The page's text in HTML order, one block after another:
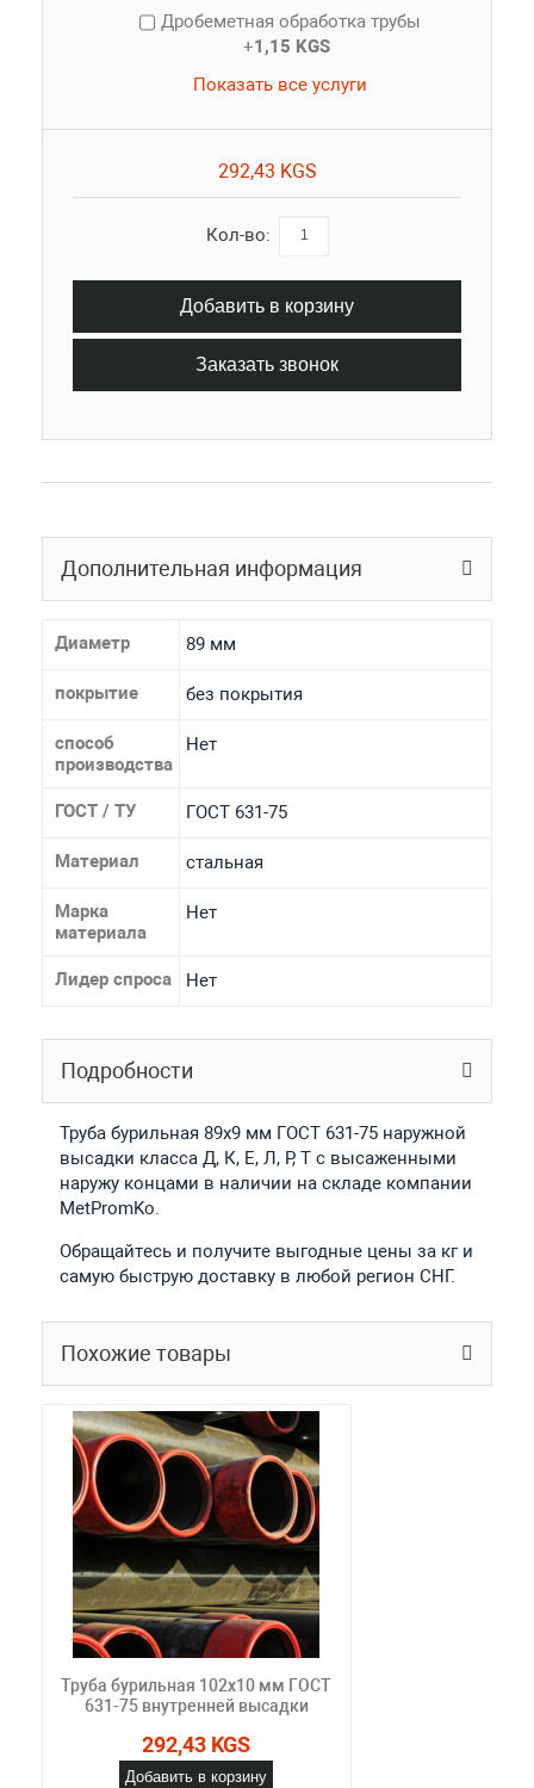
Дробеметная обработка трубы
+1,15 KGS
Показать все услуги
292,43 KGS
Кол-во:
Добавить в корзину
Заказать звонок
Дополнительная информация
Диаметр 89 мм
покрытие без покрытия
способ
производства
Нет
ГОСТ / ТУ ГОСТ 631-75
Материал стальная
Марка
материала
Нет
Лидер спроса Нет
Подробности
Труба бурильная 89x9 мм ГОСТ 631-75 наружной
высадки класса Д, К, Е, Л, Р, Т с высаженными
наружу концами в наличии на складе компании
MetPromKo.
Обращайтесь и получите выгодные цены за кг и
самую быструю доставку в любой регион СНГ.
Похожие товары
Труба бурильная 102x10 мм ГОСТ
631-75 внутренней высадки
292,43 KGS
Добавить в корзину